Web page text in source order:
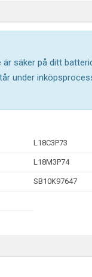
säker på ditt
under
L18C3P73
L18M3P74
SB10K97647